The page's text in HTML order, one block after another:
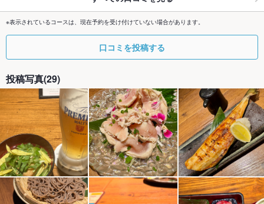
※表示されているコースは、現在予約を受け付けていない場合があります。
口コミを投稿する
投稿写真(29)